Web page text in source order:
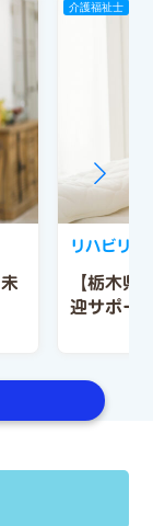
未
介護福祉士
【栃木県
迎サポー
リハビリス